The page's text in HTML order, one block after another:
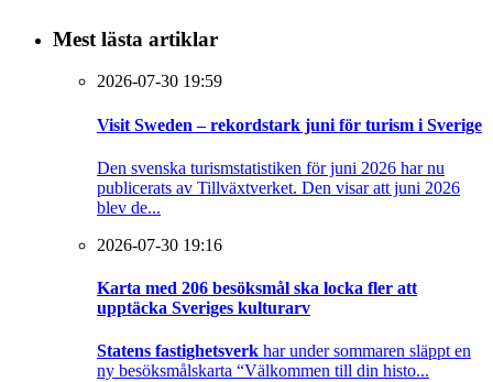
Mest lästa artiklar
2026-07-30 19:59
Visit Sweden – rekordstark juni för turism i Sverige
Den svenska turismstatistiken för juni 2026 har nu
publicerats av Tillväxtverket. Den visar att juni 2026
blev de...
2026-07-30 19:16
Karta med 206 besöksmål ska locka fler att
upptäcka Sveriges kulturarv
Statens fastighetsverk har under sommaren släppt en
ny besöksmålskarta “Välkommen till din histo...